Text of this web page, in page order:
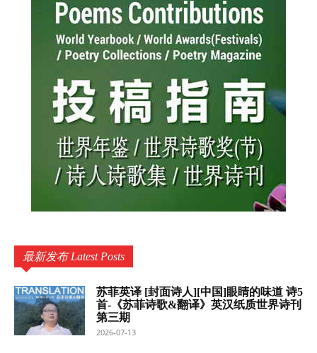
最新发布 Latest Posts
苏菲英译 [封面诗人][中国]眼睛的味道 诗5
首-《苏菲诗歌&翻译》英汉纸质世界诗刊
第三期
2026-07-13